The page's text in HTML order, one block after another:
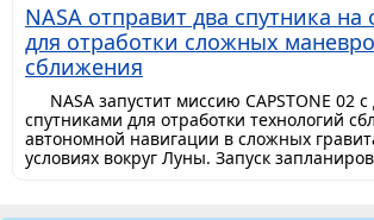
NASA отправит два спутника
для отработки сложных
сближения
NASA запустит миссию CAPSTONE 02
спутниками для отработки технологий
автономной навигации в сложных
условиях вокруг Луны. Запуск